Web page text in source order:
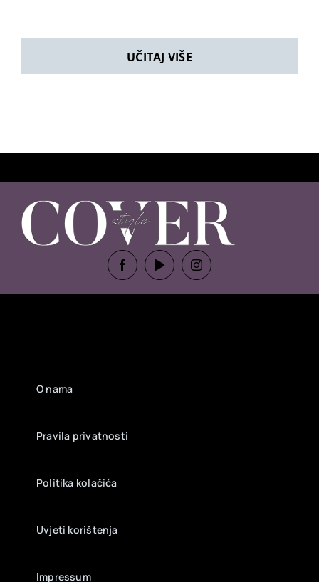
UČITAJ VIŠE
O nama
Pravila privatnosti
Politika kolačića
Uvjeti korištenja
Impressum